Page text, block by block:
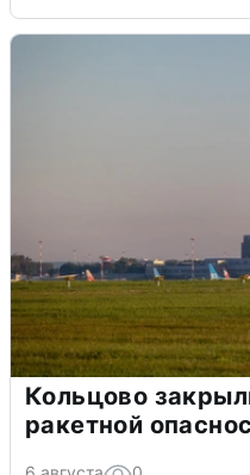
Кольцово
ракетной